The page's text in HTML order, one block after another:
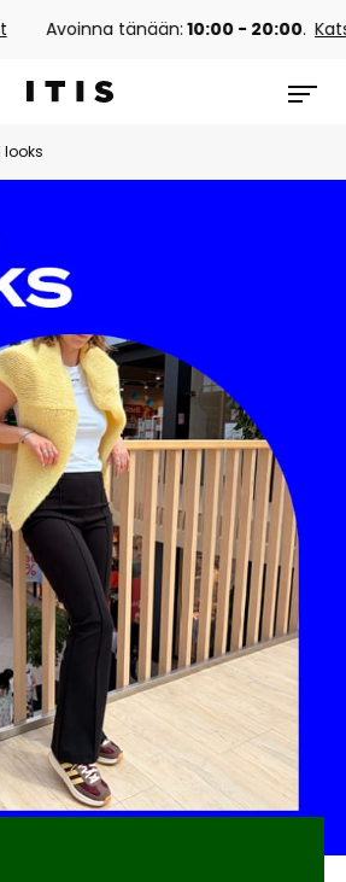
tänään:10:00 - 20:00. Katso
looks